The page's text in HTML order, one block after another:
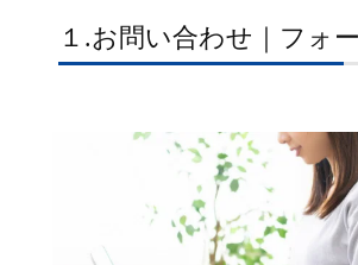
１.お問い合わせ｜フォ